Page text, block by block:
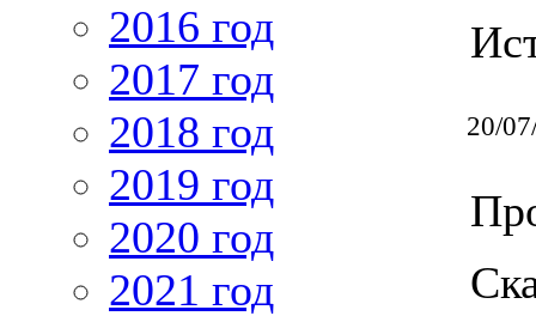
2016 год
2017 год
2018 год
2019 год
2020 год
2021 год
20/